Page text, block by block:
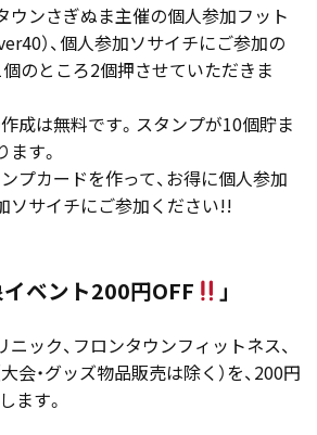
ウンさぎぬま主催の個人参加フット
）、個人参加ソサイチにご参加の
のところ2個押させていただきま
成は無料です。スタンプが10個貯ま
す。
プカードを作って、お得に個人参加
ソサイチにご参加ください!!
ベント200円OFF 」
ニック、フロンタウンフィットネス、
会・グッズ物品販売は除く）を、200円
ます。